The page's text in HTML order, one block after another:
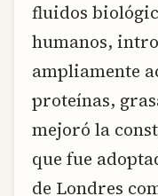
fluidos
humanos,
ampliamente
proteínas,
mejoró la
que fue
de Londres